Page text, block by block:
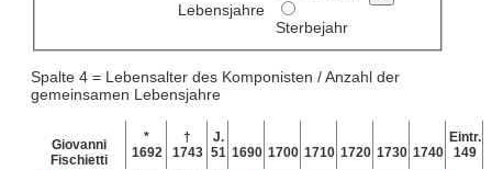
Lebensjahre
Sterbejahr
Spalte 4 = Lebensalter des Komponisten / Anzahl der
gemeinsamen Lebensjahre
Giovanni
Fischietti
*
1692
†
1743
J.
51 1690 1700 1710 1720 1730 1740
Eintr.
149